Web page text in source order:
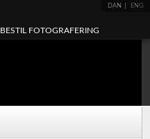
DAN ENG
BESTIL FOTOGRAFERING